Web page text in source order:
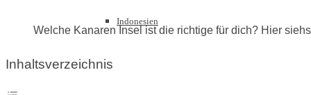
Indonesien
Welche Kanaren Insel ist die richtige für dich? Hier
Inhaltsverzeichnis